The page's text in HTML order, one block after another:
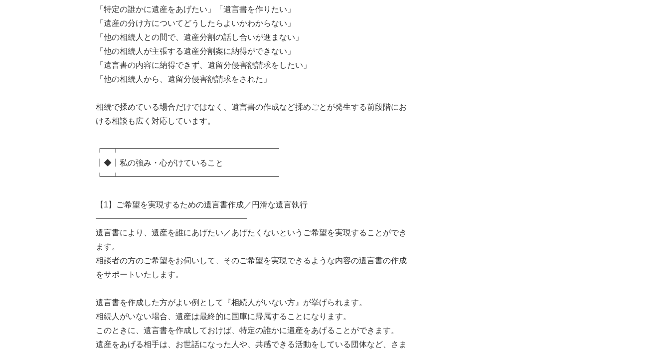
「特定の誰かに遺産をあげたい」「遺言書を作りたい」
「遺産の分け方についてどうしたらよいかわからない」
「他の相続人との間で、遺産分割の話し合いが進まない」
「他の相続人が主張する遺産分割案に納得ができない」
「遺言書の内容に納得できず、遺留分侵害額請求をしたい」
「他の相続人から、遺留分侵害額請求をされた」
相続で揉めている場合だけではなく、遺言書の作成など揉めごとが発生する前段階にお
ける相談も広く対応しています。
┏━┳━━━━━━━━━━━━━━━━━━━━
┃◆┃私の強み・心がけていること
┗━┻━━━━━━━━━━━━━━━━━━━━
【1】ご希望を実現するための遺言書作成／円滑な遺言執行
━━━━━━━━━━━━━━━━━━━
遺言書により、遺産を誰にあげたい／あげたくないというご希望を実現することができ
ます。
相談者の方のご希望をお伺いして、そのご希望を実現できるような内容の遺言書の作成
をサポートいたします。
遺言書を作成した方がよい例として『相続人がいない方』が挙げられます。
相続人がいない場合、遺産は最終的に国庫に帰属することになります。
このときに、遺言書を作成しておけば、特定の誰かに遺産をあげることができます。
遺産をあげる相手は、お世話になった人や、共感できる活動をしている団体など、さま